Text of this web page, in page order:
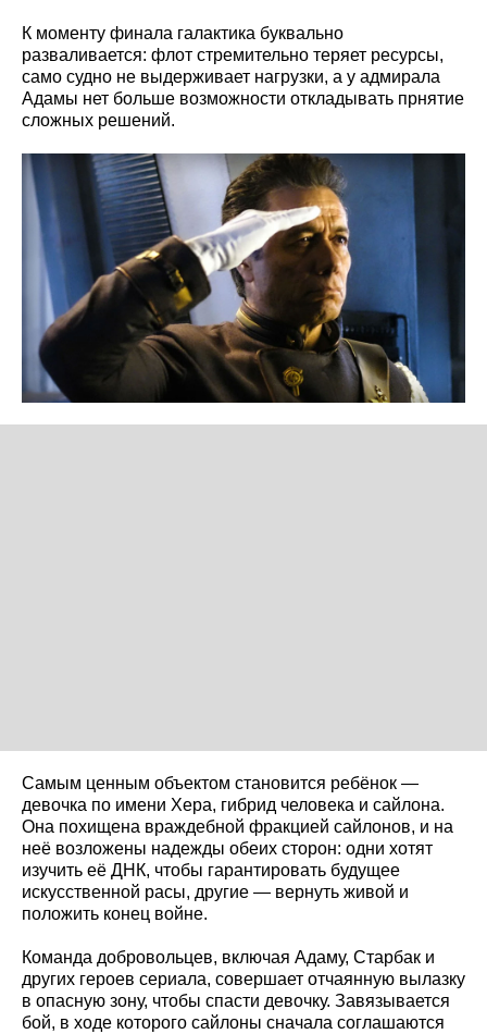
К моменту финала галактика буквально
разваливается: флот стремительно теряет ресурсы,
само судно не выдерживает нагрузки, а у адмирала
Адамы нет больше возможности откладывать прнятие
сложных решений.
Самым ценным объектом становится ребёнок —
девочка по имени Хера, гибрид человека и сайлона.
Она похищена враждебной фракцией сайлонов, и на
неё возложены надежды обеих сторон: одни хотят
изучить её ДНК, чтобы гарантировать будущее
искусственной расы, другие — вернуть живой и
положить конец войне.
Команда добровольцев, включая Адаму, Старбак и
других героев сериала, совершает отчаянную вылазку
в опасную зону, чтобы спасти девочку. Завязывается
бой, в ходе которого сайлоны сначала соглашаются